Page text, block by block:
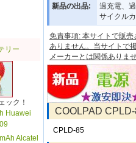
リー
ック！
Huawei
Alcatel
新品の出品:
過充電、
サイクル
免責事項: 本サイトで販
ありません。当サイトで
メーカーとは関係ありませ
COOLPAD
CPLD-85